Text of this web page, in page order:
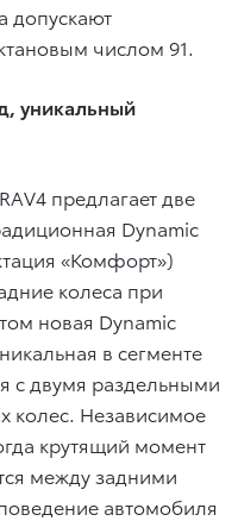
допускают
числом 91.
уникальный
предлагает две
Dynamic
«Комфорт»)
колеса при
новая Dynamic
в сегменте
с двумя раздельными
колес. Независимое
крутящий момент
между задними
автомобиля